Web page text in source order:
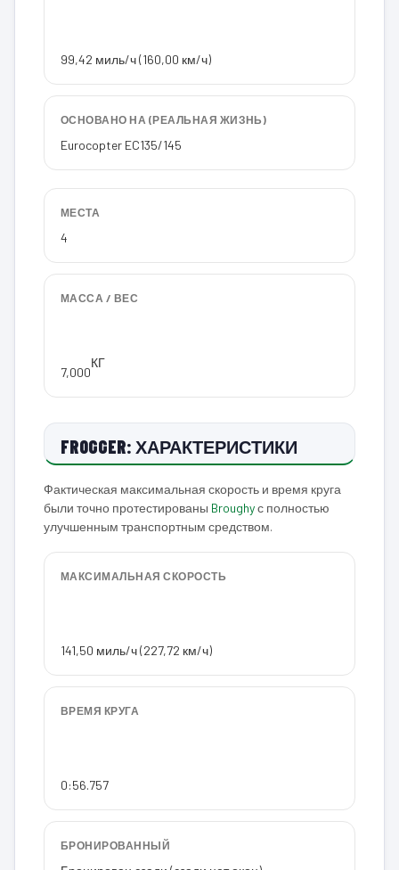
99,42 миль/ч (160,00 км/ч)
ОСНОВАНО НА (РЕАЛЬНАЯ ЖИЗНЬ)
Eurocopter EC135/145
МЕСТА
4
МАССА / ВЕС
7,000
КГ
FROGGER: ХАРАКТЕРИСТИКИ
Фактическая максимальная скорость и время круга
были точно протестированы Broughyс полностью
улучшенным транспортным средством.
МАКСИМАЛЬНАЯ СКОРОСТЬ
141,50 миль/ч (227,72 км/ч)
ВРЕМЯ КРУГА
0:56.757
БРОНИРОВАННЫЙ